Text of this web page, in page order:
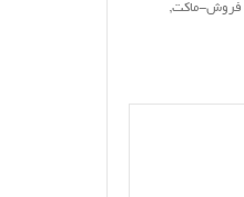
فروش-ماکت,